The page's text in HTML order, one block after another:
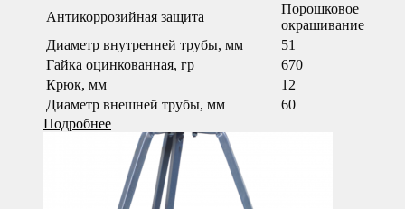
Антикоррозийная защита
Порошковое
окрашивание
Диаметр внутренней трубы, мм
51
Гайка оцинкованная, гр
670
Крюк, мм
12
Диаметр внешней трубы, мм
60
Подробнее